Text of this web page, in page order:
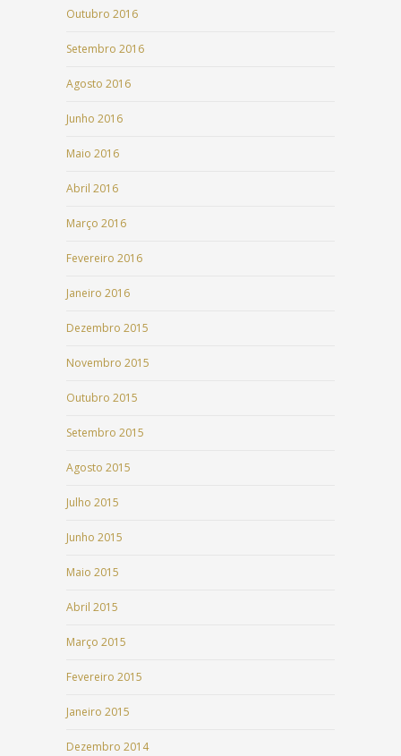
Outubro 2016
Setembro 2016
Agosto 2016
Junho 2016
Maio 2016
Abril 2016
Março 2016
Fevereiro 2016
Janeiro 2016
Dezembro 2015
Novembro 2015
Outubro 2015
Setembro 2015
Agosto 2015
Julho 2015
Junho 2015
Maio 2015
Abril 2015
Março 2015
Fevereiro 2015
Janeiro 2015
Dezembro 2014